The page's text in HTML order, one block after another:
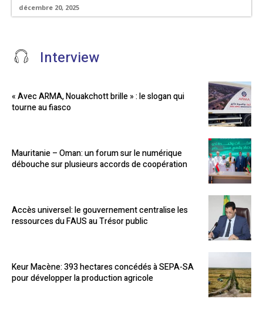
décembre 20, 2025
Interview
« Avec ARMA, Nouakchott brille » : le slogan qui
tourne au fiasco
Mauritanie – Oman: un forum sur le numérique
débouche sur plusieurs accords de coopération
Accès universel: le gouvernement centralise les
ressources du FAUS au Trésor public
Keur Macène: 393 hectares concédés à SEPA-SA
pour développer la production agricole